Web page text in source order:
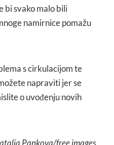
bi svako malo bili
namirnice pomažu
s cirkulacijom te
napraviti jer se
o uvođenju novih
Pankova/free images